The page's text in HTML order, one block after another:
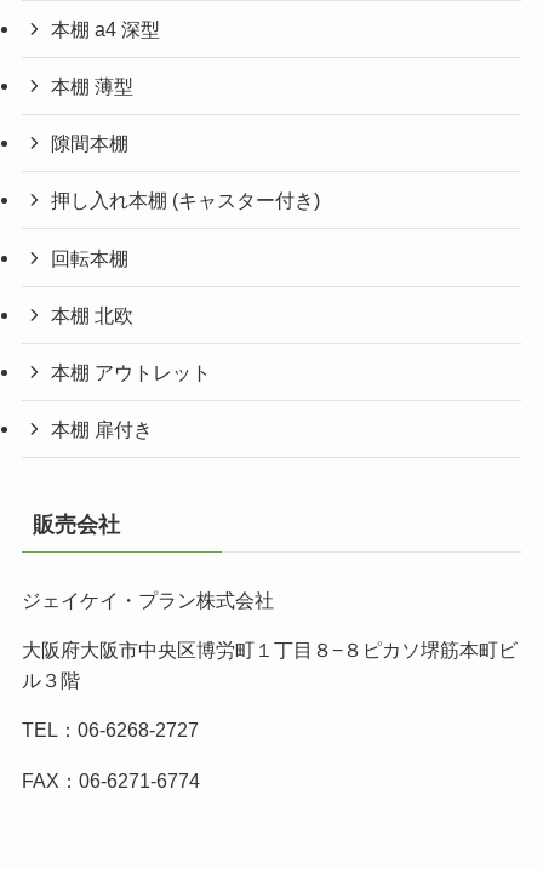
本棚 a4 深型
本棚 薄型
隙間本棚
押し入れ本棚 (キャスター付き)
回転本棚
本棚 北欧
本棚 アウトレット
本棚 扉付き
販売会社
ジェイケイ・プラン株式会社
大阪府大阪市中央区博労町１丁目８−８ピカソ堺筋本町ビ
ル３階
TEL：06-6268-2727
FAX：06-6271-6774